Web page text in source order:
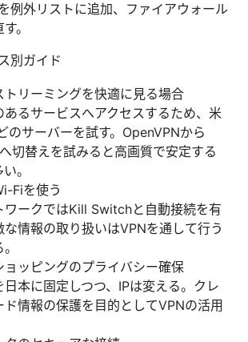
例外リストに追加、ファイアウォール
。
別ガイド
トリーミングを快適に見る場合
あるサービスへアクセスするため、米
のサーバーを試す。OpenVPNから
切替えを試みると高画質で安定する
。
Fiを使う
ワークではKill Switchと自動接続を有
な情報の取り扱いはVPNを通して行う
ョッピングのプライバシー確保
日本に固定しつつ、IPは変える。クレ
ド情報の保護を目的としてVPNの活用